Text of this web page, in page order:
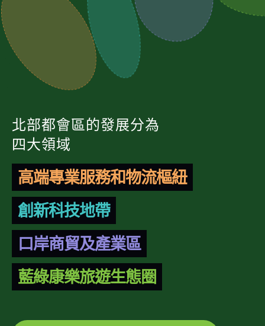
北部都會區的發展分為
四大領域
高端專業服務和物流樞紐
創新科技地帶
口岸商貿及產業區
藍綠康樂旅遊生態圈